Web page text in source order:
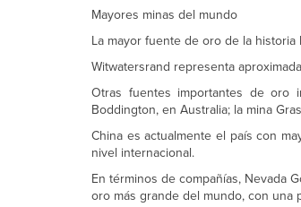
Mayores minas del mundo
La mayor fuente de oro de la
Witwatersrand representa
Otras fuentes importantes de oro
Boddington, en Australia; la mina
China es actualmente el país con
nivel internacional.
En términos de compañías, Nevada
oro más grande del mundo, con